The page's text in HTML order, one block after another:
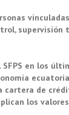
supervisión
en los
cartera de
los